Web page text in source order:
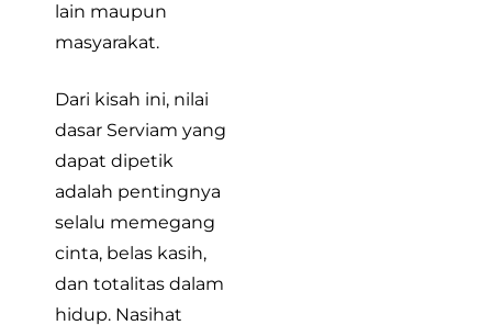
lain maupun
masyarakat.
Dari kisah ini, nilai
dasar Serviam yang
dapat dipetik
adalah pentingnya
selalu memegang
cinta, belas kasih,
dan totalitas dalam
hidup. Nasihat